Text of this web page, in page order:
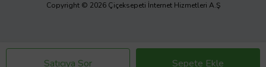
Satıcıya Sor Sepete Ekle
Copyright © 2026 Çiçeksepeti İnternet Hizmetleri A.Ş